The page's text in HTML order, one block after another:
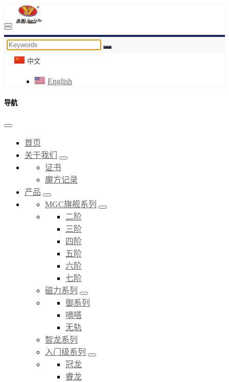
中文
English
导航
首页
关于我们
证书
魔方记录
产品
MGC旗舰系列
二阶
三阶
四阶
五阶
六阶
七阶
磁力系列
御系列
嘀嗒
无轨
智龙系列
入门级系列
冠龙
睿龙